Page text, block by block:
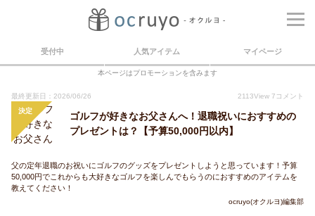
受付中 人気アイテム マイページ
本ページはプロモーションを含みます
最終更新日：2026/06/26 2113View 7 コメント
決定
ゴルフが好きなお父さんへ！退職祝いにおすすめの
プレゼントは？【予算50,000円以内】
父の定年退職のお祝いにゴルフのグッズをプレゼントしようと思っています！予算
50,000円でこれからも大好きなゴルフを楽しんでもらうのにおすすめのアイテムを
教えてください！
ocruyo(オクルヨ)編集部